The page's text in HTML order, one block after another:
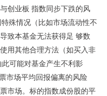
创业板 指数同步下跌的风
情况（比如市场流动性不
致本基金无法获得足 够数
用其他合理方法（如买入非
可能对基金产生不利影
市场平均回报偏离的风险
市场。标的指数成份股的平